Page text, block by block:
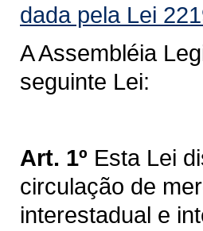
dada pela Lei
A Assembléia
seguinte Lei:
Art. 1º Esta Lei
circulação de
interestadual e